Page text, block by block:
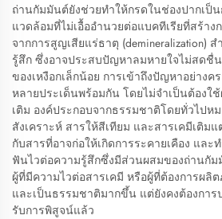
ถ่านกัมมันต์ยังช่วยทำให้กรดในช่องปากเป็
แวดล้อมที่ไม่เอื้ออำนวยต่อแบคทีเรียที่สร้า
จากการสูญเสียแร่ธาตุ (demineralization)
รู้สึก ซึ่งอาจประสบปัญหาลมหายใจไม่สดชื่
ของเหงือกเล็กน้อย การเข้าถึงปัญหาอย่าง
หลายประเด็นพร้อมกัน โดยไม่จำเป็นต้องใ
เติม องค์ประกอบจากธรรมชาติโดยทั่วไปห
สังเคราะห์ สารให้สีเทียม และสารเคมีเติม
กับสารที่อาจก่อให้เกิดการระคายเคือง แล
ฟันไวต่อความรู้สึกซึ่งมีส่วนผสมของถ่านกัม
ผู้ที่มีความไวต่อสารเคมี หรือผู้ที่ต้องการผ
และเป็นธรรมชาติมากขึ้น แต่ยังคงต้องกา
รับการพิสูจน์แล้ว